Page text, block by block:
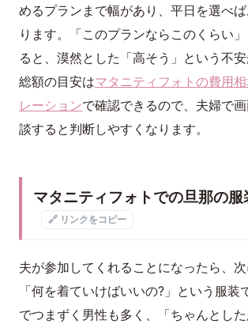
めるプランまで幅があり、平日を選べ
ります。「このプランならこのくらい
ると、漠然とした「高そう」という不安
総額の目安はマタニティフォトの費用
レーションで確認できるので、夫婦で
談すると判断しやすくなります。
マタニティフォトでの旦那の服
🔗 リンクをコピー
夫が参加してくれることになったら、
「何を着ていけばいいの?」という服装
でつまずく男性も多く、「ちゃんとし